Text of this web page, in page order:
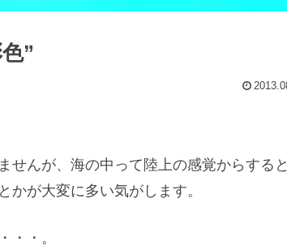
”
せんが、海の中って陸上の感覚からする
かが大変に多い気がします。
・・。